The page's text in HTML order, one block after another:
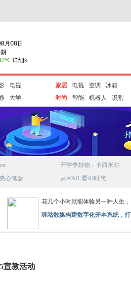
电视
大学
家居 电视 空调
冰箱
时尚
智能 机器人 识别
心笔盒
开学季好物：卡西米尔
从WAIC看AI时代
花几个小时就能体验另一种人生，
咪咕数媒构建数字化开本系统，打
宣教活动